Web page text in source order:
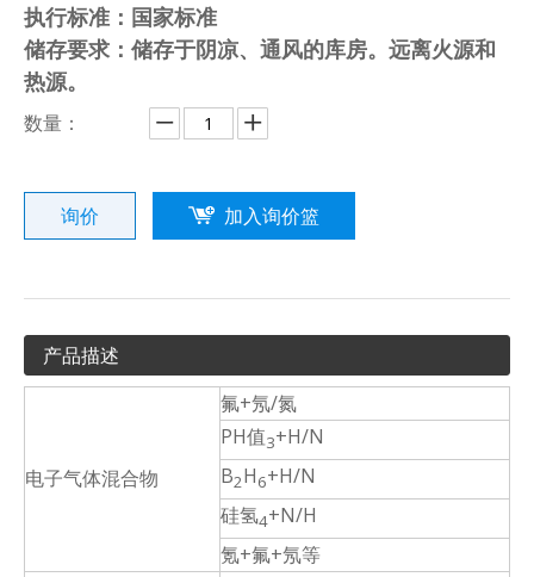
执行标准：国家标准
储存要求：储存于阴凉、通风的库房。远离火源和
热源。
数量：
询价 加入询价篮
产品描述
电子气体混合物
氟+氖/氮
PH值3+H/N
B2H6+H/N
硅氢4+N/H
氪+氟+氖等